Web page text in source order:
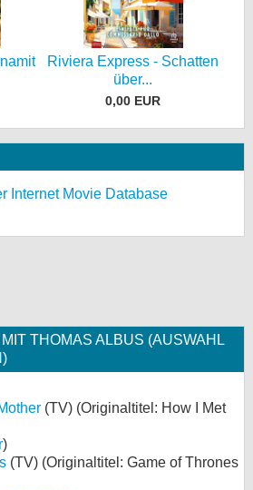
Riviera Express - Schatten
über...
0,00 EUR
Internet Movie Database
THOMAS ALBUS (AUSWAHL
(TV) (Originaltitel: How I Met
)
(TV) (Originaltitel: Game of Thrones